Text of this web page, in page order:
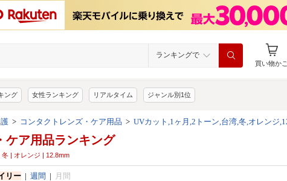
ランキングで
買い物か
ング 女性ランキング リアルタイム ジャンル別1位
> コンタクトレンズ・ケア用品 > UVカット,1ヶ月,2トーン,台湾,冬,オレンジ
ケア用品ランキング
| オレンジ | 12.8mm
リー| 週間 | 月間